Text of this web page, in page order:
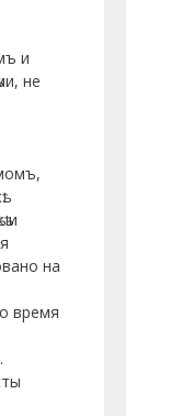
и
не
и
на
время